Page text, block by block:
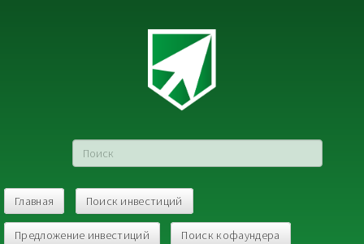
Главная Поиск инвестиций
Предложение инвестиций Поиск кофаундера